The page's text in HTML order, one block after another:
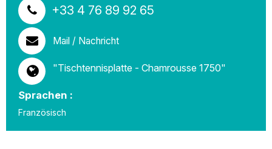
+33 4 76 89 92 65
Mail / Nachricht
"Tischtennisplatte - Chamrousse 1750"
Sprachen :
Französisch